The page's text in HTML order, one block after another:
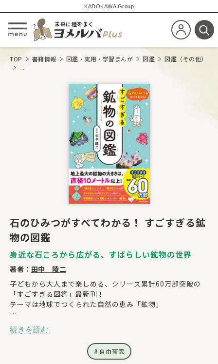
KADOKAWA Group
メニューを開閉する
未来に種をまく
新規会員登
検
TOP 書籍情報 図鑑・実用・学習まんが 図鑑
図鑑（その他）
...
石のひみつがすべてわかる！ すごすぎる鉱
物の図鑑
身近な石ころから広がる、すばらしい鉱物の世界
著者： 田中 陵二
子どもから大人まで楽しめる、シリーズ累計60万部突破の
「すごすぎる図鑑」最新刊！
テーマは地球でつくられた自然の恵み「鉱物」
身近だけど、意外と知らない鉱物の不思議について、元素レ
ベルで「科学的」に徹底解説！
美しい写真をたっぷり使っているので、視覚的にも楽しめる
続きを読む
自由研究